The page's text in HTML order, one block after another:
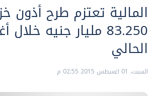
المالية تعتزم طرح أذون
83.250 مليار جنيه
الحالي
السبت، 01 اغسطس 2015 02:55 م